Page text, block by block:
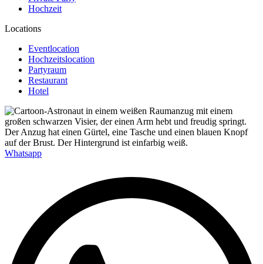
Hochzeit
Locations
Eventlocation
Hochzeitslocation
Partyraum
Restaurant
Hotel
Whatsapp